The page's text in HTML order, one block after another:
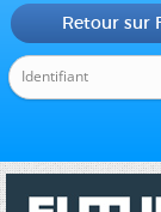
Retour sur